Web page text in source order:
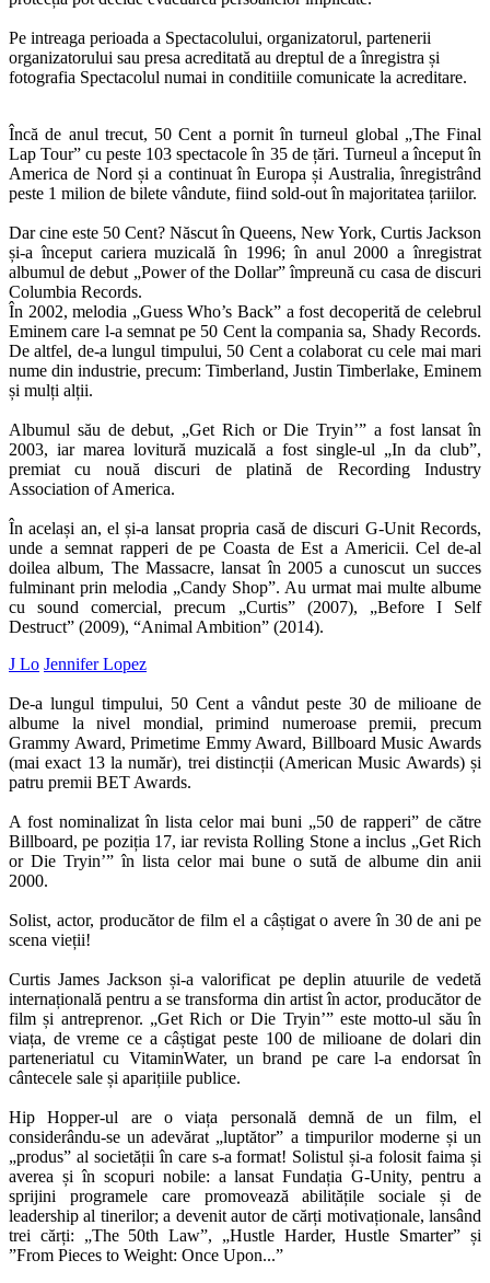
Pe intreaga perioada a Spectacolului, organizatorul, partenerii
organizatorului sau presa acreditată au dreptul de a înregistra și
fotografia Spectacolul numai in conditiile comunicate la acreditare.
Încă de anul trecut, 50 Cent a pornit în turneul global „The Final
Lap Tour” cu peste 103 spectacole în 35 de țări. Turneul a început în
America de Nord și a continuat în Europa și Australia, înregistrând
peste 1 milion de bilete vândute, fiind sold-out în majoritatea țariilor.
Dar cine este 50 Cent? Născut în Queens, New York, Curtis Jackson
și-a început cariera muzicală în 1996; în anul 2000 a înregistrat
albumul de debut „Power of the Dollar” împreună cu casa de discuri
Columbia Records.
În 2002, melodia „Guess Who’s Back” a fost decoperită de celebrul
Eminem care l-a semnat pe 50 Cent la compania sa, Shady Records.
De altfel, de-a lungul timpului, 50 Cent a colaborat cu cele mai mari
nume din industrie, precum: Timberland, Justin Timberlake, Eminem
și mulți alții.
Albumul său de debut, „Get Rich or Die Tryin’” a fost lansat în
2003, iar marea lovitură muzicală a fost single-ul „In da club”,
premiat cu nouă discuri de platină de Recording Industry
Association of America.
În același an, el și-a lansat propria casă de discuri G-Unit Records,
unde a semnat rapperi de pe Coasta de Est a Americii. Cel de-al
doilea album, The Massacre, lansat în 2005 a cunoscut un succes
fulminant prin melodia „Candy Shop”. Au urmat mai multe albume
cu sound comercial, precum „Curtis” (2007), „Before I Self
Destruct” (2009), “Animal Ambition” (2014).
J Lo Jennifer Lopez
De-a lungul timpului, 50 Cent a vândut peste 30 de milioane de
albume la nivel mondial, primind numeroase premii, precum
Grammy Award, Primetime Emmy Award, Billboard Music Awards
(mai exact 13 la număr), trei distincții (American Music Awards) și
patru premii BET Awards.
A fost nominalizat în lista celor mai buni „50 de rapperi” de către
Billboard, pe poziția 17, iar revista Rolling Stone a inclus „Get Rich
or Die Tryin’” în lista celor mai bune o sută de albume din anii
2000.
Solist, actor, producător de film el a câștigat o avere în 30 de ani pe
scena vieții!
Curtis James Jackson și-a valorificat pe deplin atuurile de vedetă
internațională pentru a se transforma din artist în actor, producător de
film și antreprenor. „Get Rich or Die Tryin’” este motto-ul său în
viața, de vreme ce a câștigat peste 100 de milioane de dolari din
parteneriatul cu VitaminWater, un brand pe care l-a endorsat în
cântecele sale și aparițiile publice.
Hip Hopper-ul are o viața personală demnă de un film, el
considerându-se un adevărat „luptător” a timpurilor moderne și un
„produs” al societății în care s-a format! Solistul și-a folosit faima și
averea și în scopuri nobile: a lansat Fundația G-Unity, pentru a
sprijini programele care promovează abilitățile sociale și de
leadership al tinerilor; a devenit autor de cărți motivaționale, lansând
trei cărți: „The 50th Law”, „Hustle Harder, Hustle Smarter” și
”From Pieces to Weight: Once Upon...”